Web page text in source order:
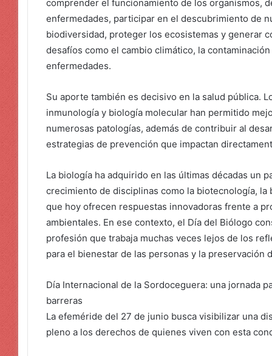
comprender el funcionamiento de los organismos,
enfermedades, participar en el descubrimiento de
biodiversidad, proteger los ecosistemas y generar
desafíos como el cambio climático, la
enfermedades.
Su aporte también es decisivo en la salud pública.
inmunología y biología molecular han permitido
numerosas patologías, además de contribuir al
estrategias de prevención que impactan
La biología ha adquirido en las últimas décadas un
crecimiento de disciplinas como la biotecnología,
que hoy ofrecen respuestas innovadoras frente a
ambientales. En ese contexto, el Día del Biólogo
profesión que trabaja muchas veces lejos de los
para el bienestar de las personas y la preservación
Día Internacional de la Sordoceguera: una jornada
barreras
La efeméride del 27 de junio busca visibilizar una
pleno a los derechos de quienes viven con esta